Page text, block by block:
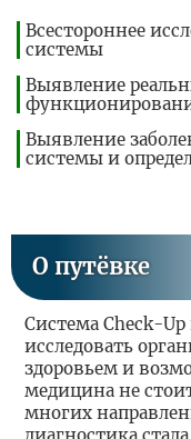
Всестороннее
системы
Выявление
Выявление
системы и
О путёвке
Система Check-
исследовать
здоровьем и
медицина не
многих